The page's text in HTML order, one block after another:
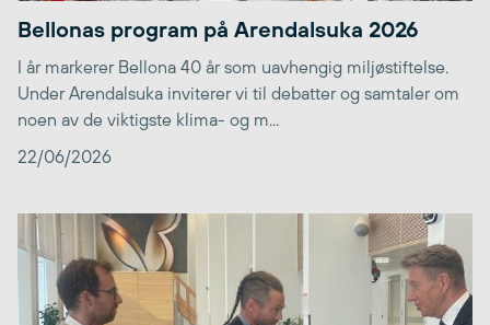
Bellonas program på Arendalsuka 2026
I år markerer Bellona 40 år som uavhengig miljøstiftelse.
Under Arendalsuka inviterer vi til debatter og samtaler om
noen av de viktigste klima- og m...
22/06/2026